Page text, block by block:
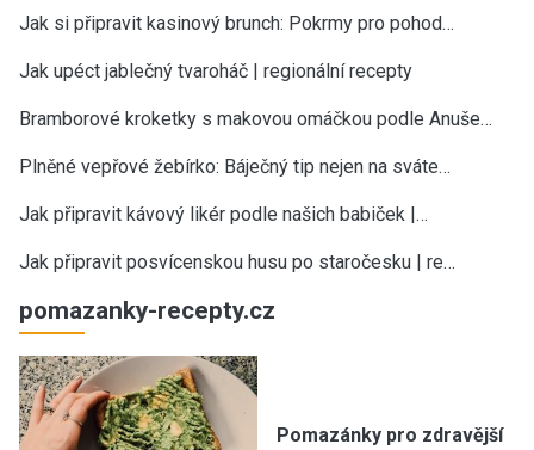
Jak si připravit kasinový brunch: Pokrmy pro pohod…
Jak upéct jablečný tvaroháč | regionální recepty
Bramborové kroketky s makovou omáčkou podle Anuše…
Plněné vepřové žebírko: Báječný tip nejen na sváte…
Jak připravit kávový likér podle našich babiček |…
Jak připravit posvícenskou husu po staročesku | re…
pomazanky-recepty.cz
Pomazánky pro zdravější